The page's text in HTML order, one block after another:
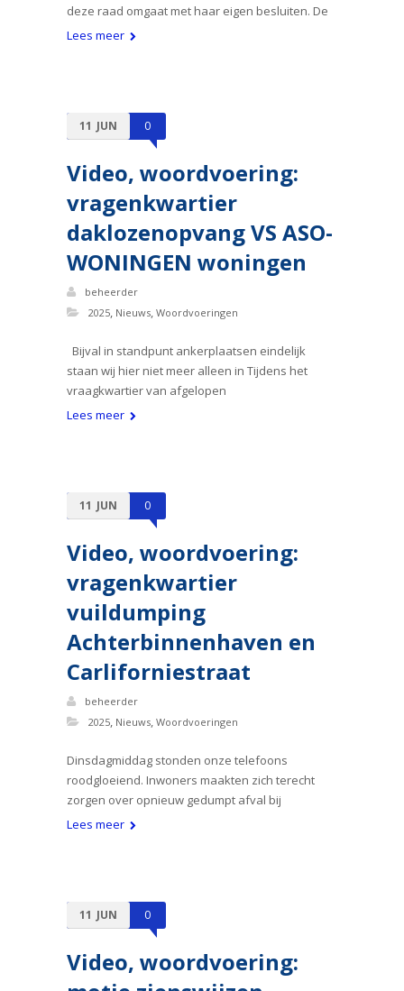
deze raad omgaat met haar eigen besluiten. De
Lees meer
11 JUN 0
Video, woordvoering:
vragenkwartier
daklozenopvang VS ASO-
WONINGEN woningen
beheerder
2025, Nieuws, Woordvoeringen
Bijval in standpunt ankerplaatsen eindelijk
staan wij hier niet meer alleen in Tijdens het
vraagkwartier van afgelopen
Lees meer
11 JUN 0
Video, woordvoering:
vragenkwartier
vuildumping
Achterbinnenhaven en
Carliforniestraat
beheerder
2025, Nieuws, Woordvoeringen
Dinsdagmiddag stonden onze telefoons
roodgloeiend. Inwoners maakten zich terecht
zorgen over opnieuw gedumpt afval bij
Lees meer
11 JUN 0
Video, woordvoering: